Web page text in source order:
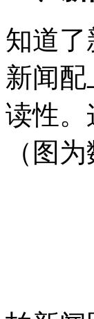
知道
新闻
读性。
（图